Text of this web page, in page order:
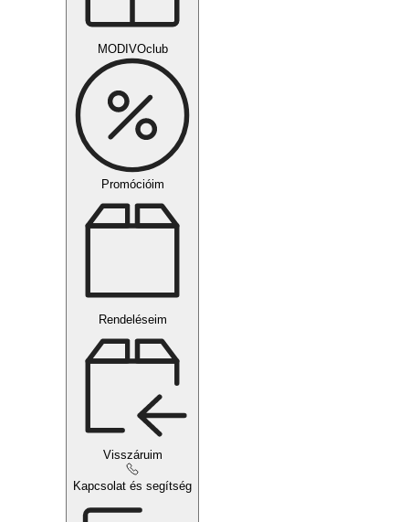
MODIVOclub
Promócióim
Rendeléseim
Visszáruim
Kapcsolat és segítség